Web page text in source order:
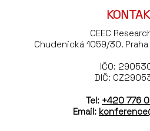
CEEC
Chudenická 1059/30.
IČO:
DIČ:
Tel: +420 776
Email: